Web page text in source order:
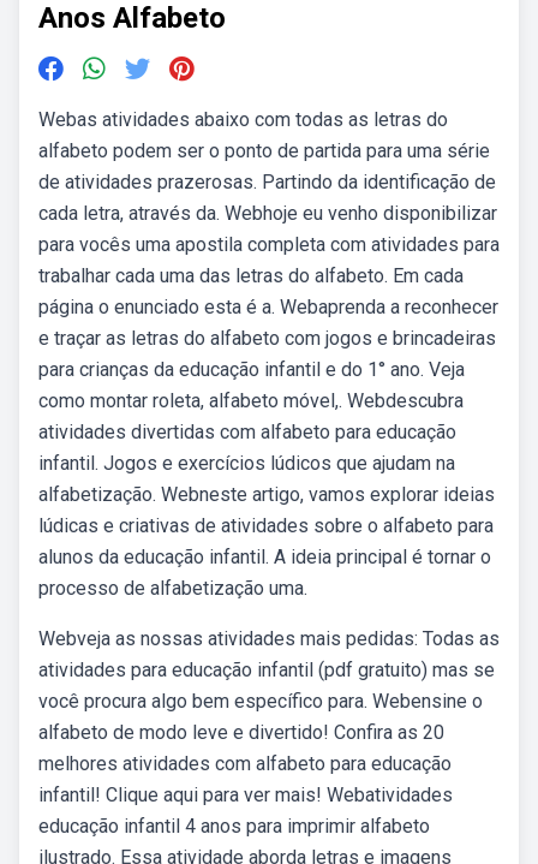
Anos Alfabeto
Webas atividades abaixo com todas as letras do
alfabeto podem ser o ponto de partida para uma série
de atividades prazerosas. Partindo da identificação de
cada letra, através da. Webhoje eu venho disponibilizar
para vocês uma apostila completa com atividades para
trabalhar cada uma das letras do alfabeto. Em cada
página o enunciado esta é a. Webaprenda a reconhecer
e traçar as letras do alfabeto com jogos e brincadeiras
para crianças da educação infantil e do 1° ano. Veja
como montar roleta, alfabeto móvel,. Webdescubra
atividades divertidas com alfabeto para educação
infantil. Jogos e exercícios lúdicos que ajudam na
alfabetização. Webneste artigo, vamos explorar ideias
lúdicas e criativas de atividades sobre o alfabeto para
alunos da educação infantil. A ideia principal é tornar o
processo de alfabetização uma.
Webveja as nossas atividades mais pedidas: Todas as
atividades para educação infantil (pdf gratuito) mas se
você procura algo bem específico para. Webensine o
alfabeto de modo leve e divertido! Confira as 20
melhores atividades com alfabeto para educação
infantil! Clique aqui para ver mais! Webatividades
educação infantil 4 anos para imprimir alfabeto
ilustrado. Essa atividade aborda letras e imagens